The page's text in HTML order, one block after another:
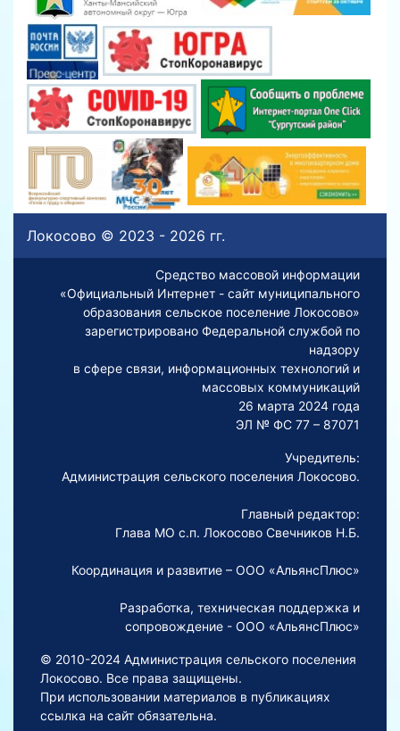
Локосово © 2023 - 2026 гг.
Средство массовой информации
«Официальный Интернет - сайт муниципального
образования сельское поселение Локосово»
зарегистрировано Федеральной службой по
надзору
в сфере связи, информационных технологий и
массовых коммуникаций
26 марта 2024 года
ЭЛ № ФС 77 – 87071
Учредитель:
Администрация сельского поселения Локосово.
Главный редактор:
Глава МО с.п. Локосово Свечников Н.Б.
Координация и развитие – ООО «АльянсПлюс»
Разработка, техническая поддержка и
сопровождение - ООО «АльянсПлюс»
© 2010-2024 Администрация сельского поселения
Локосово. Все права защищены.
При использовании материалов в публикациях
ссылка на сайт обязательна.